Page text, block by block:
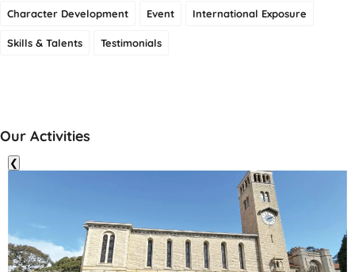
Character Development Event International Exposure
Skills & Talents Testimonials
Our Activities
❮